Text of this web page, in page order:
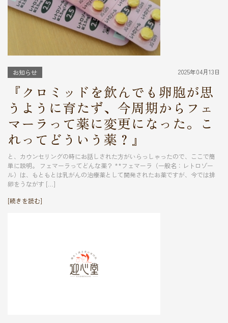
お知らせ 2025年04月13日
『クロミッドを飲んでも卵胞が思
うように育たず、今周期からフェ
マーラって薬に変更になった。こ
れってどういう薬？』
と、カウンセリングの時にお話しされた方がいらっしゃったので、ここで簡
単に説明。 フェマーラってどんな薬？ **フェマーラ（一般名：レトロゾー
ル）は、もともとは乳がんの治療薬として開発されたお薬ですが、今では排
卵をうながす […]
[続きを読む]